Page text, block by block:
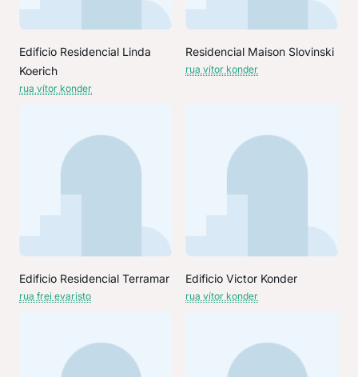
Edificio Residencial Linda
Koerich
rua vítor konder
Residencial Maison Slovinski
rua vítor konder
Edificio Residencial Terramar
rua frei evaristo
Edificio Victor Konder
rua vítor konder